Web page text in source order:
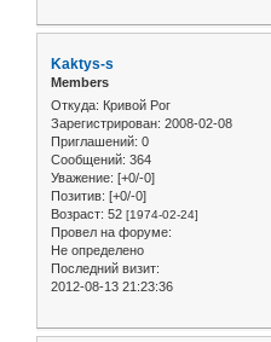
Kaktys-s
Members
Откуда: Кривой Рог
Зарегистрирован: 2008-02-08
Приглашений: 0
Сообщений: 364
Уважение: [+0/-0]
Позитив: [+0/-0]
Возраст: 52 [1974-02-24]
Провел на форуме:
Не определено
Последний визит:
2012-08-13 21:23:36